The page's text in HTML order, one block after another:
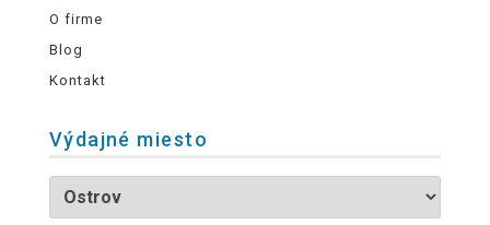
O firme
Blog
Kontakt
Výdajné miesto